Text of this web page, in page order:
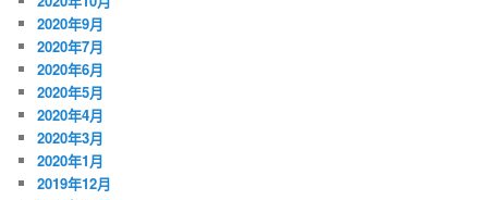
2020年9月
2020年7月
2020年6月
2020年5月
2020年4月
2020年3月
2020年1月
2019年12月